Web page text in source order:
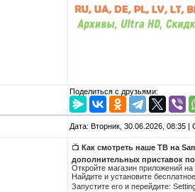
Поделиться с друзьями:
Дата: Вторник, 30.06.2026, 08:35
📺 Как смотреть наше ТВ на
дополнительных приставок
Откройте магазин приложений на
Найдите и установите
Запустите его и перейдите: